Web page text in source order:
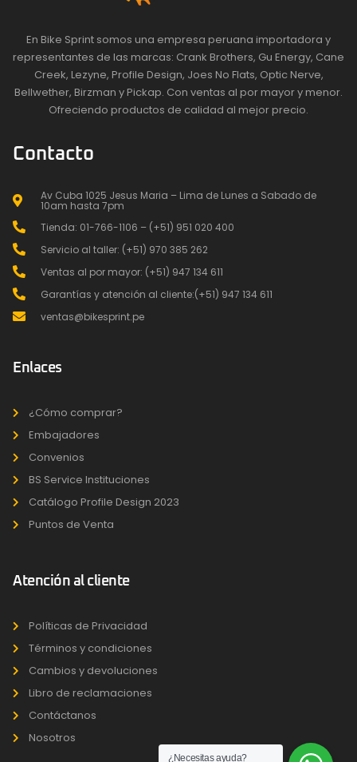
En Bike Sprint somos una empresa peruana importadora y
representantes de las marcas: Crank Brothers, Gu Energy, Cane
Creek, Lezyne, Profile Design, Joes No Flats, Optic Nerve,
Bellwether, Birzman y Pickap. Con ventas al por mayor y menor.
Ofreciendo productos de calidad al mejor precio.
Contacto
Av Cuba 1025 Jesus Maria – Lima de Lunes a Sabado de
10am hasta 7pm
Tienda: 01-766-1106 – (+51) 951 020 400
Servicio al taller: (+51) 970 385 262
Ventas al por mayor: (+51) 947 134 611
Garantías y atención al cliente:(+51) 947 134 611
ventas@bikesprint.pe
Enlaces
¿Cómo comprar?
Embajadores
Convenios
BS Service Instituciones
Catálogo Profile Design 2023
Puntos de Venta
Atención al cliente
Políticas de Privacidad
Términos y condiciones
Cambios y devoluciones
Libro de reclamaciones
Contáctanos
Nosotros
¿Necesitas ayuda?